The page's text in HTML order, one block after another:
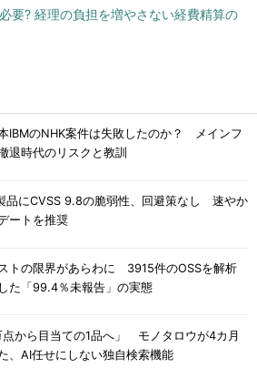
要? 経理の負担を増やさない経費精算の
IBMのNHK案件は失敗したのか？ メインフ
退時代のリスクと教訓
品にCVSS 9.8の脆弱性、回避策なし 速やか
ートを推奨
トの限界があらわに 3915件のOSSを解析
た「99.4％未報告」の実態
点から目当ての1品へ」 モノタロウが4カ月
、AI任せにしない独自検索機能